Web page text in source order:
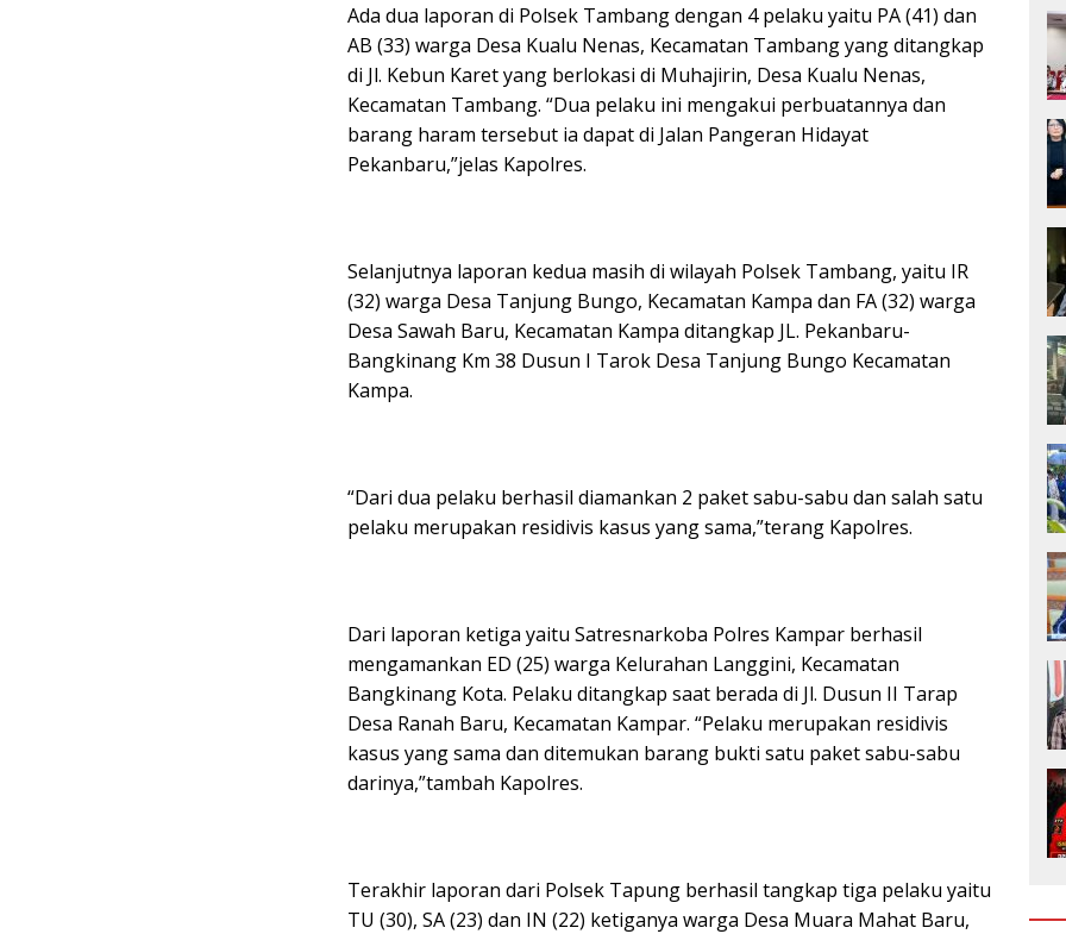
Ada dua laporan di Polsek Tambang dengan 4 pelaku yaitu PA (41) dan
AB (33) warga Desa Kualu Nenas, Kecamatan Tambang yang ditangkap
di Jl. Kebun Karet yang berlokasi di Muhajirin, Desa Kualu Nenas,
Kecamatan Tambang. “Dua pelaku ini mengakui perbuatannya dan
barang haram tersebut ia dapat di Jalan Pangeran Hidayat
Pekanbaru,”jelas Kapolres.
Selanjutnya laporan kedua masih di wilayah Polsek Tambang, yaitu IR
(32) warga Desa Tanjung Bungo, Kecamatan Kampa dan FA (32) warga
Desa Sawah Baru, Kecamatan Kampa ditangkap JL. Pekanbaru-
Bangkinang Km 38 Dusun I Tarok Desa Tanjung Bungo Kecamatan
Kampa.
“Dari dua pelaku berhasil diamankan 2 paket sabu-sabu dan salah satu
pelaku merupakan residivis kasus yang sama,”terang Kapolres.
Dari laporan ketiga yaitu Satresnarkoba Polres Kampar berhasil
mengamankan ED (25) warga Kelurahan Langgini, Kecamatan
Bangkinang Kota. Pelaku ditangkap saat berada di Jl. Dusun II Tarap
Desa Ranah Baru, Kecamatan Kampar. “Pelaku merupakan residivis
kasus yang sama dan ditemukan barang bukti satu paket sabu-sabu
darinya,”tambah Kapolres.
Terakhir laporan dari Polsek Tapung berhasil tangkap tiga pelaku yaitu
TU (30), SA (23) dan IN (22) ketiganya warga Desa Muara Mahat Baru,